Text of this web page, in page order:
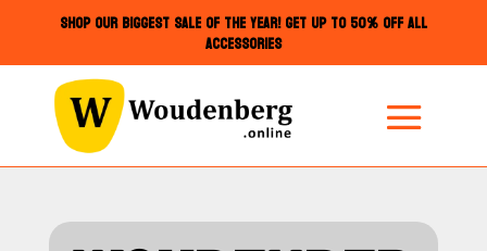
SHOP OUR BIGGEST SALE OF THE YEAR! GET UP TO 50% OFF ALL
ACCESSORIES